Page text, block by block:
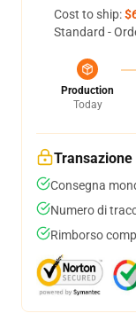
Cost to ship:
Standard -
Production
Today
Transazione
Consegna
Numero di
Rimborso